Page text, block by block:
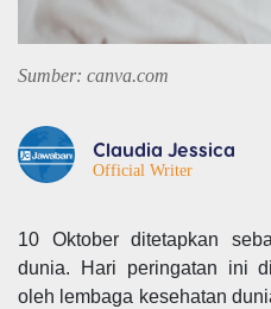
Sumber: canva.com
Claudia Jessica
Official Writer
10 Oktober ditetapkan
dunia. Hari peringatan ini
oleh lembaga kesehatan